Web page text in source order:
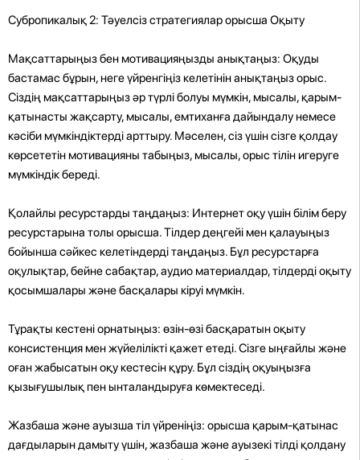
Субропикалық 2: Тәуелсіз стратегиялар орысша Оқыту
Мақсаттарыңыз бен мотивацияңызды анықтаңыз: Оқуды
бастамас бұрын, неге үйренгіңіз келетінін анықтаңыз орыс.
Сіздің мақсаттарыңыз әр түрлі болуы мүмкін, мысалы, қарым-
қатынасты жақсарту, мысалы, емтиханға дайындалу немесе
кәсіби мүмкіндіктерді арттыру. Мәселен, сіз үшін сізге қолдау
көрсететін мотивацияны табыңыз, мысалы, орыс тілін игеруге
мүмкіндік береді.
Қолайлы ресурстарды таңдаңыз: Интернет оқу үшін білім беру
ресурстарына толы орысша. Тілдер деңгейі мен қалауыңыз
бойынша сәйкес келетіндерді таңдаңыз. Бұл ресурстарға
оқулықтар, бейне сабақтар, аудио материалдар, тілдерді оқыту
қосымшалары және басқалары кіруі мүмкін.
Тұрақты кестені орнатыңыз: өзін-өзі басқаратын оқыту
консистенция мен жүйелілікті қажет етеді. Сізге ыңғайлы және
оған жабысатын оқу кестесін құру. Бұл сіздің оқуыңызға
қызығушылық пен ынталандыруға көмектеседі.
Жазбаша және ауызша тіл үйреніңіз: орысша қарым-қатынас
дағдыларын дамыту үшін, жазбаша және ауызекі тілді қолдану